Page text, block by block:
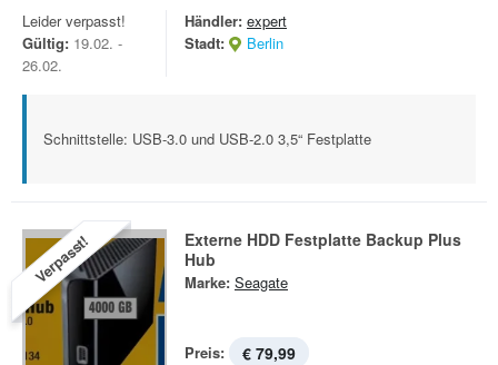
Leider verpasst!
Gültig: 19.02. -
26.02.
Händler: expert
Stadt:
Berlin
Schnittstelle: USB-3.0 und USB-2.0 3,5“ Festplatte
Verpasst!
Externe HDD Festplatte Backup Plus
Hub
Marke: Seagate
Preis: € 79,99